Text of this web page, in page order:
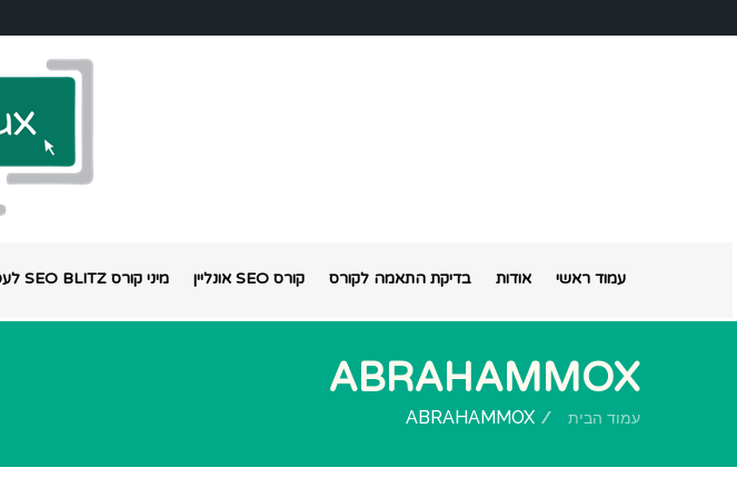
עמוד ראשי אודות בדיקת התאמה לקורס קורס SEO אונליין מיני קורס SEO BLITZ לעסקים
ABRAHAMMOX
עמוד הבית ABRAHAMMOX